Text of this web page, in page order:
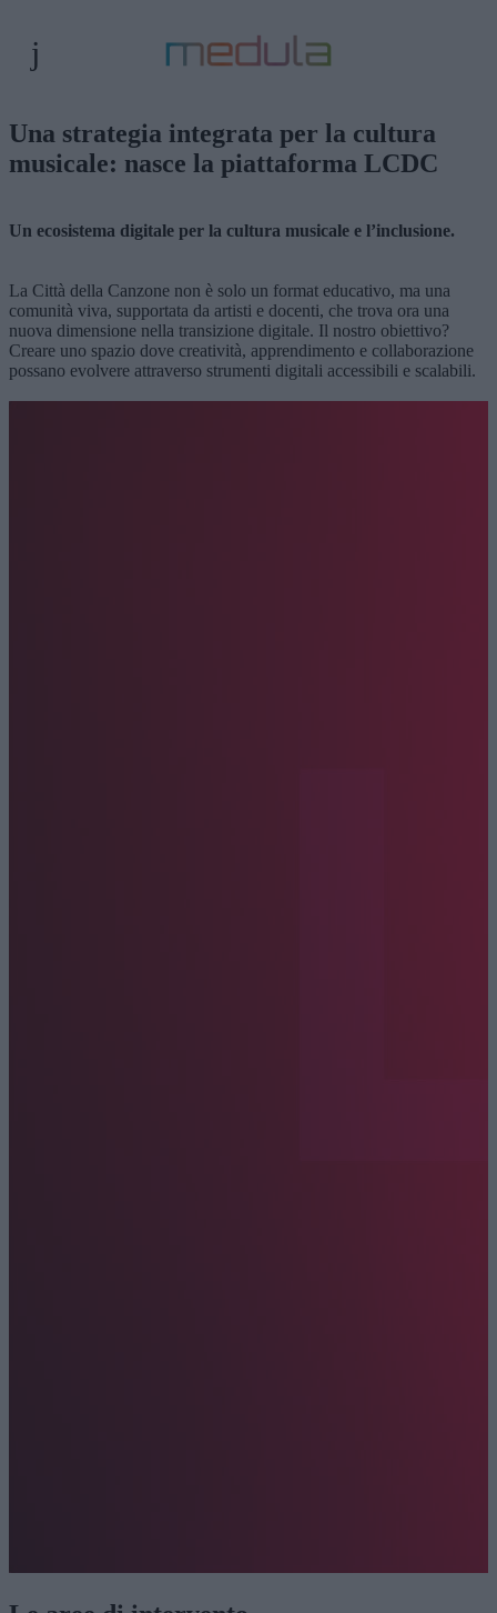
Una strategia integrata per la cultura
musicale: nasce la piattaforma LCDC
Un ecosistema digitale per la cultura musicale e l’inclusione.
La Città della Canzone non è solo un format educativo, ma una
comunità viva, supportata da artisti e docenti, che trova ora una
nuova dimensione nella transizione digitale. Il nostro obiettivo?
Creare uno spazio dove creatività, apprendimento e collaborazione
possano evolvere attraverso strumenti digitali accessibili e scalabili.